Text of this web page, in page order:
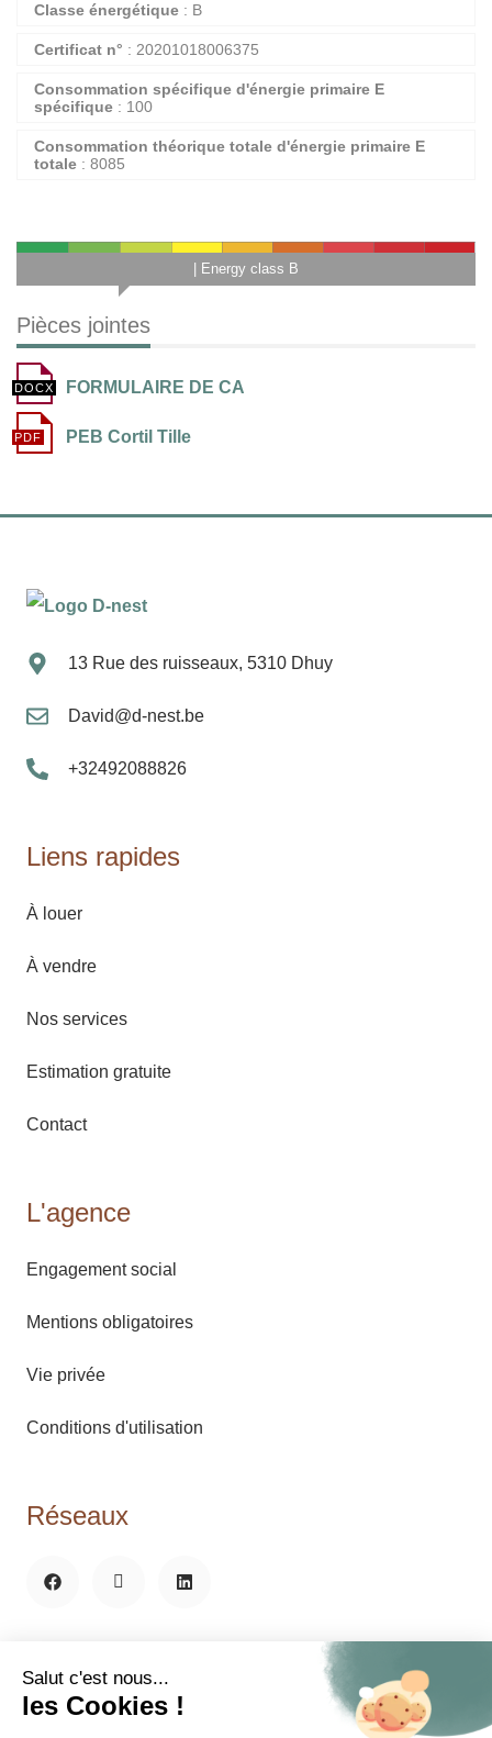
Classe énergétique : B
Certificat n° : 20201018006375
Consommation spécifique d'énergie primaire E
spécifique : 100
Consommation théorique totale d'énergie primaire E
totale : 8085
| Energy class B
C E
Pièces jointes
FORMULAIRE DE CA
PEB Cortil Tille
13 Rue des ruisseaux, 5310 Dhuy
David@d-nest.be
+32492088826
Liens rapides
À louer
À vendre
Nos services
Estimation gratuite
Contact
L'agence
Engagement social
Mentions obligatoires
Vie privée
Conditions d'utilisation
Réseaux
Agent immobilier intermédiaire agréé IPI sous le N°515.443 N°
d’entreprise: BE 0787.561.509